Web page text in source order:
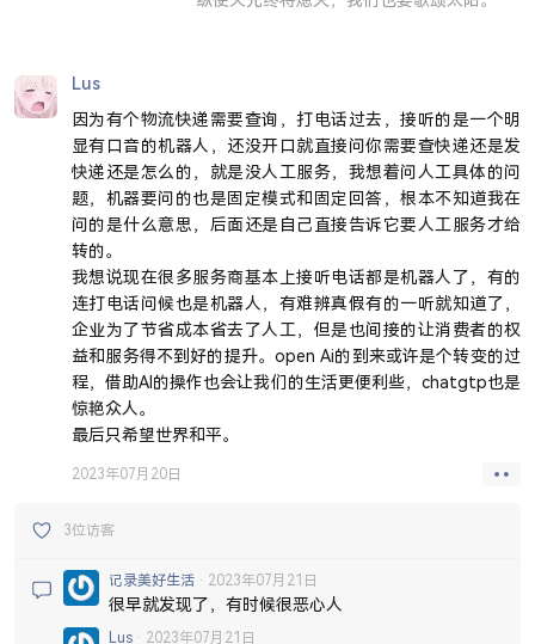
Lus
因为有个物流快递需要查询，打电话过去，接听的是一个明
显有口音的机器人，还没开口就直接问你需要查快递还是发
快递还是怎么的，就是没人工服务，我想着问人工具体的问
题，机器要问的也是固定模式和固定回答，根本不知道我在
问的是什么意思，后面还是自己直接告诉它要人工服务才给
转的。
我想说现在很多服务商基本上接听电话都是机器人了，有的
连打电话问候也是机器人，有难辨真假有的一听就知道了，
企业为了节省成本省去了人工，但是也间接的让消费者的权
益和服务得不到好的提升。open Ai的到来或许是个转变的过
程，借助AI的操作也会让我们的生活更便利些，chatgtp也是
惊艳众人。
最后只希望世界和平。
2023年07月20日
3位访客
记录美好生活 2023年07月21日
很早就发现了，有时候很恶心人
Lus 2023年07月21日